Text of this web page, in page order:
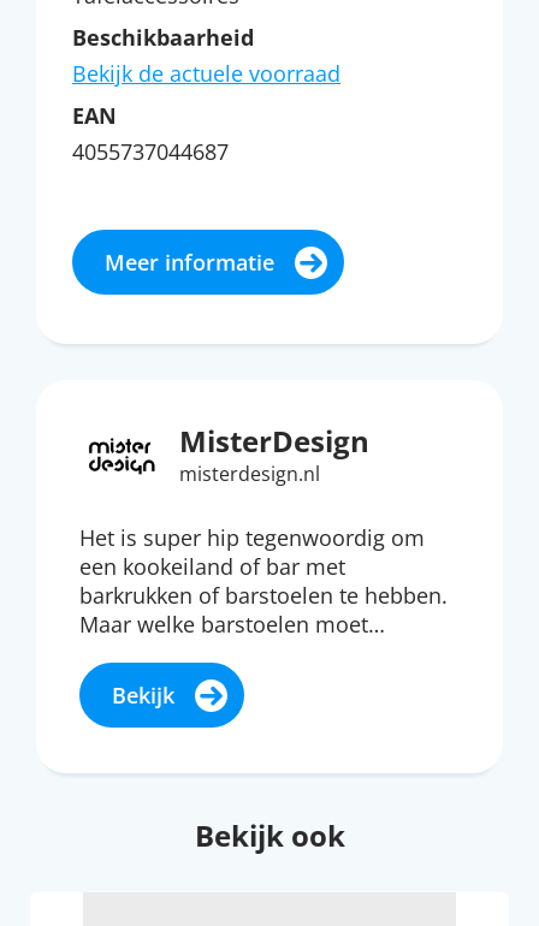
Beschikbaarheid
Bekijk de actuele voorraad
EAN
4055737044687
Meer informatie
MisterDesign
misterdesign.nl
Het is super hip tegenwoordig om
een kookeiland of bar met
barkrukken of barstoelen te hebben.
Maar welke barstoelen moet…
Bekijk
Bekijk ook